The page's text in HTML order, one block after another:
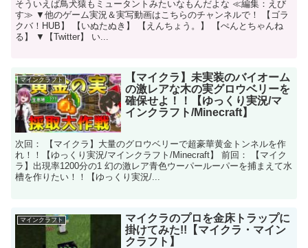
そういえば鳥犬猿もミュータントみたいなもんだよな ≪編集：えび
す≫ ▼他のゲーム実況＆実写動画はこちらのチャンネルで！ 【ゴラ
クバ！HUB】 【いぬたぬき】 【えんちょう。】 【ぺんとちゃんね
る】 ▼【Twitter】 い...
マインクラフト
【マイクラ】未実装のバイオーム
の激レアな木の実グロウベリーを
確保せよ！！【ゆっくり実況/マ
インクラフト/Minecraft】
次回： 【マイクラ】大量のグロウベリーで超豪華黄金トンネルを作
れ！！【ゆっくり実況/マインクラフト/Minecraft】 前回： 【マイク
ラ】出現率1200分の1 幻の激レア青色ウーパールーパーを捕まえて水
槽を作りたい！！【ゆっくり実況/...
マインクラフト
マイクラのプロを金床トラップに
掛けてみた!!【マイクラ・マイン
クラフト】